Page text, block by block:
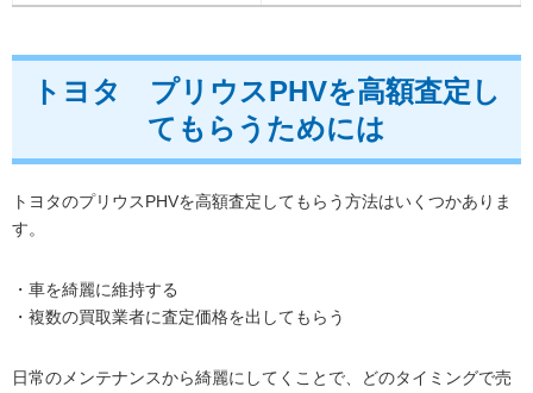
トヨタ プリウスPHVを高額査定し
てもらうためには
トヨタのプリウスPHVを高額査定してもらう方法はいくつかありま
す。
・車を綺麗に維持する
・複数の買取業者に査定価格を出してもらう
日常のメンテナンスから綺麗にしてくことで、どのタイミングで売